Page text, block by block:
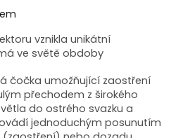
vznikla unikátní
ve světě obdoby
čočka umožňující zaostření
přechodem z širokého
do ostrého svazku a
jednoduchým posunutím